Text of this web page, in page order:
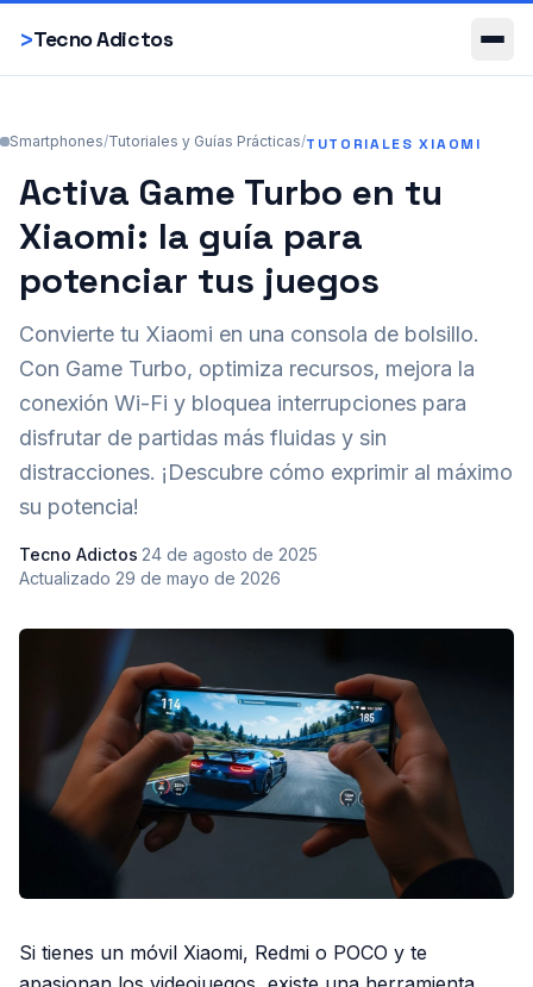
>Tecno Adictos
Smartphones
Smartphones/Tutoriales y Guías Prácticas/TUTORIALES XIAOMI
Activa Game Turbo en tu
Xiaomi: la guía para
potenciar tus juegos
Convierte tu Xiaomi en una consola de bolsillo.
Con Game Turbo, optimiza recursos, mejora la
conexión Wi-Fi y bloquea interrupciones para
disfrutar de partidas más fluidas y sin
distracciones. ¡Descubre cómo exprimir al máximo
su potencia!
Tecno Adictos·24 de agosto de 2025·
Actualizado 29 de mayo de 2026
Si tienes un móvil Xiaomi, Redmi o POCO y te